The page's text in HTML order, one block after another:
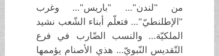
من "لندن"... "باريس"... وغرب
"الإطلنطيّ"... فتعلّم أبناء الشّعب نشيد
الملكيّة... والنسب الضّارب في فرع
التّقديس النّبويّ... هذي الأصنام يؤممها